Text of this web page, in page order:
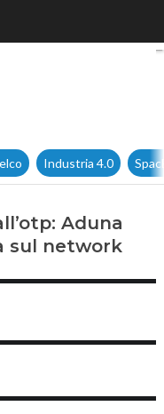
addio
Industria 4.0
Aduna
sul network